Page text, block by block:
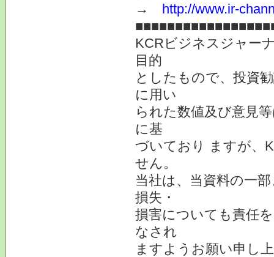
→ http://www.ir-
KCRビジネスジャー
目的
としたもので、投資
に用い
られた数値及び意見
に基
づいており ますが、
せん。
当社は、当資料の一
損失・
損害についても責任
なされ
ますようお願い申し